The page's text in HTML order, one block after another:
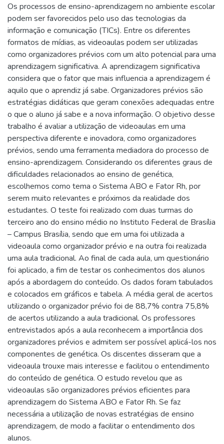
Os processos de ensino-aprendizagem no ambiente escolar
podem ser favorecidos pelo uso das tecnologias da
informação e comunicação (TICs). Entre os diferentes
formatos de mídias, as videoaulas podem ser utilizadas
como organizadores prévios com um alto potencial para uma
aprendizagem significativa. A aprendizagem significativa
considera que o fator que mais influencia a aprendizagem é
aquilo que o aprendiz já sabe. Organizadores prévios são
estratégias didáticas que geram conexões adequadas entre
o que o aluno já sabe e a nova informação. O objetivo desse
trabalho é avaliar a utilização de videoaulas em uma
perspectiva diferente e inovadora, como organizadores
prévios, sendo uma ferramenta mediadora do processo de
ensino-aprendizagem. Considerando os diferentes graus de
dificuldades relacionados ao ensino de genética,
escolhemos como tema o Sistema ABO e Fator Rh, por
serem muito relevantes e próximos da realidade dos
estudantes. O teste foi realizado com duas turmas do
terceiro ano do ensino médio no Instituto Federal de Brasília
– Campus Brasília, sendo que em uma foi utilizada a
videoaula como organizador prévio e na outra foi realizada
uma aula tradicional. Ao final de cada aula, um questionário
foi aplicado, a fim de testar os conhecimentos dos alunos
após a abordagem do conteúdo. Os dados foram tabulados
e colocados em gráficos e tabela. A média geral de acertos
utilizando o organizador prévio foi de 88,7% contra 75,8%
de acertos utilizando a aula tradicional. Os professores
entrevistados após a aula reconhecem a importância dos
organizadores prévios e admitem ser possível aplicá-los nos
componentes de genética. Os discentes disseram que a
videoaula trouxe mais interesse e facilitou o entendimento
do conteúdo de genética. O estudo revelou que as
videoaulas são organizadores prévios eficientes para
aprendizagem do Sistema ABO e Fator Rh. Se faz
necessária a utilização de novas estratégias de ensino
aprendizagem, de modo a facilitar o entendimento dos
alunos.